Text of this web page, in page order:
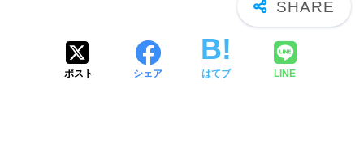
ポスト シェア はてブ LINE